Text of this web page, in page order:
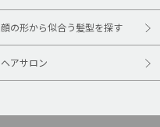
顔の形から似合う髪型を探す
ヘアサロン